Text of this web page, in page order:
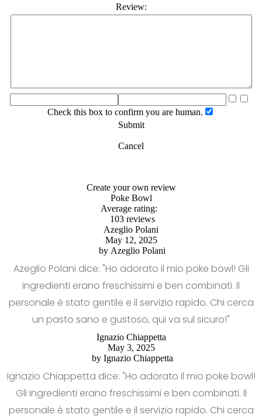
Review:
Check this box to confirm you are human.
Submit
Cancel
Create your own review
Poke Bowl
Average rating:
103 reviews
Azeglio Polani
May 12, 2025
by Azeglio Polani
Azeglio Polani dice: "Ho adorato il mio poke bowl! Gli
ingredienti erano freschissimi e ben combinati. Il
personale è stato gentile e il servizio rapido. Chi cerca
un pasto sano e gustoso, qui va sul sicuro!"
Ignazio Chiappetta
May 3, 2025
by Ignazio Chiappetta
Ignazio Chiappetta dice: "Ho adorato il mio poke bowl!
Gli ingredienti erano freschissimi e ben combinati. Il
personale è stato gentile e il servizio rapido. Chi cerca